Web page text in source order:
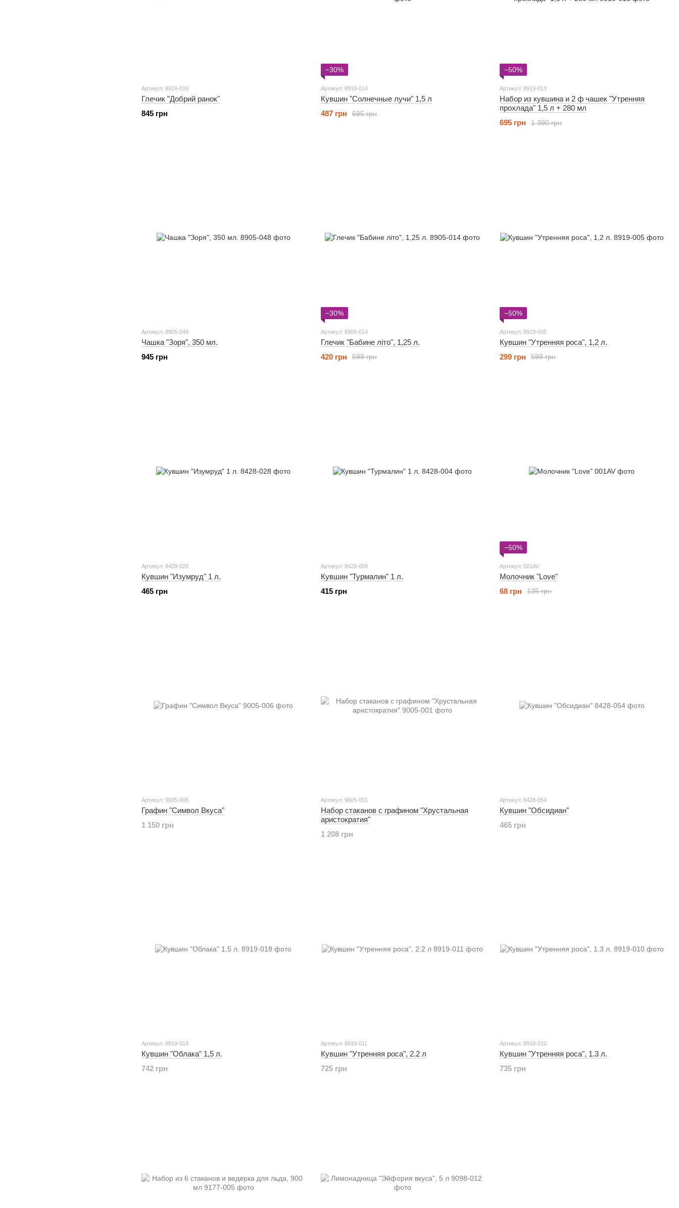
Артикул: 8919-016
Глечик "Добрий ранок"
845 грн
−30%
Артикул: 8919-014
Кувшин "Солнечные лучи" 1,5 л
695 грн
487 грн
−50%
Артикул: 8919-013
Набор из кувшина и 2 ф чашек "Утренняя
прохлада" 1,5 л + 280 мл
1 390 грн
695 грн
Артикул: 8905-048
Чашка "Зоря", 350 мл.
945 грн
−30%
Артикул: 8905-014
Глечик "Бабине літо", 1,25 л.
599 грн
420 грн
−50%
Артикул: 8919-005
Кувшин "Утренняя роса", 1,2 л.
598 грн
299 грн
Артикул: 8428-028
Кувшин "Изумруд" 1 л.
465 грн
Артикул: 8428-004
Кувшин "Турмалин" 1 л.
415 грн
−50%
Артикул: 001AV
Молочник "Love"
135 грн
68 грн
Артикул: 9005-006
Графин "Символ Вкуса"
1 150 грн
Артикул: 9005-001
Набор стаканов с графином "Хрустальная
аристократия"
1 208 грн
Артикул: 8428-054
Кувшин "Обсидиан"
465 грн
Артикул: 8919-018
Кувшин "Облака" 1,5 л.
742 грн
Артикул: 8919-011
Кувшин "Утренняя роса", 2.2 л
725 грн
Артикул: 8919-010
Кувшин "Утренняя роса", 1.3 л.
735 грн